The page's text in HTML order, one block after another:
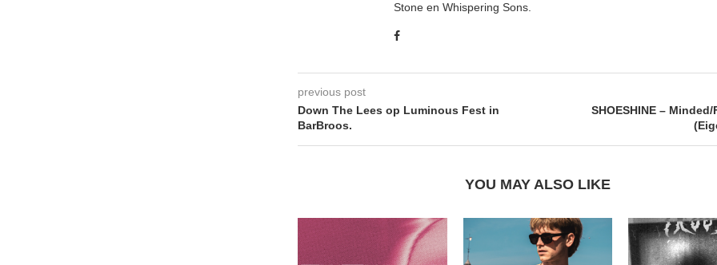
Stone en Whispering Sons.
previous post
Down The Lees op Luminous Fest in
BarBroos.
SHOESHINE –
YOU MAY ALSO LIKE